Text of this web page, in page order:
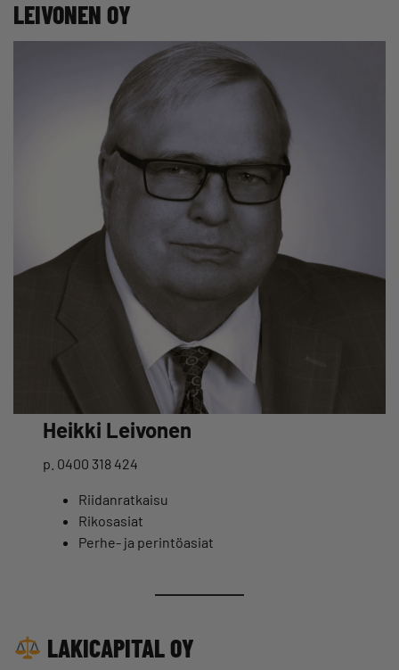
LEIVONEN OY
Heikki Leivonen
p. 0400 318 424
Riidanratkaisu
Rikosasiat
Perhe- ja perintöasiat
LAKICAPITAL OY